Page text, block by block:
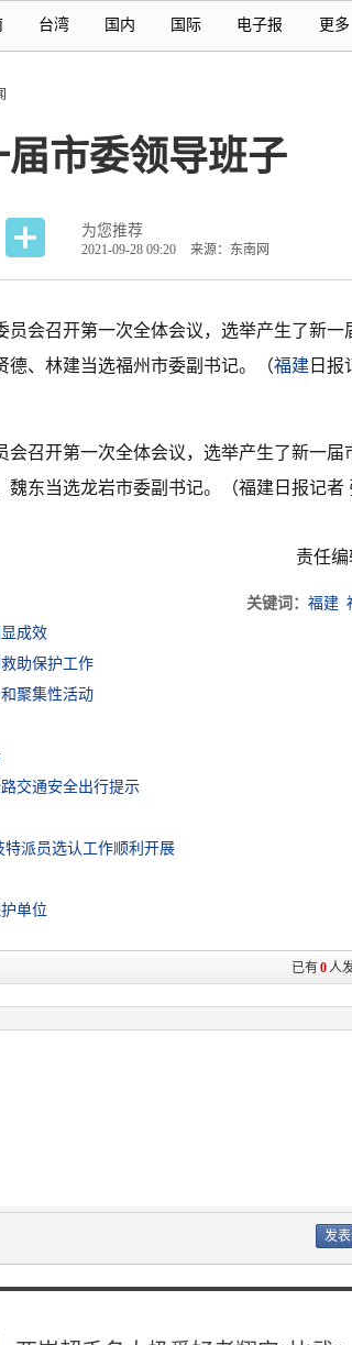
台湾 国内 国际 电子报 更多
市委领导班子
为您推荐
2021-09-28 09:20 来源：东南网
员会召开第一次全体会议，选举产生了新一
德、林建当选福州市委副书记。（福建 日报
会召开第一次全体会议，选举产生了新一届
东当选龙岩市委副书记。（福建日报记者
责任
关键词： 福建
成效
助保护工作
聚集性活动
交通安全出行提示
派员选认工作顺利开展
单位
已有0人